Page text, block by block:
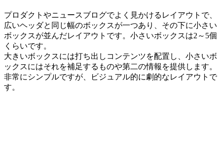
プロダクトやニュースブログでよく見かけるレイアウトで、
広いヘッダと同じ幅のボックスが一つあり、その下に小さい
ボックスが並んだレイアウトです。小さいボックスは2～5個
くらいです。
大きいボックスには打ち出しコンテンツを配置し、小さいボ
ックスにはそれを補足するものや第二の情報を提供します。
非常にシンプルですが、ビジュアル的に劇的なレイアウトで
す。